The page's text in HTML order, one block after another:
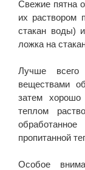
Свежие пятна
их раствором
стакан воды)
ложка на
Лучше всего
веществами
затем хорошо
теплом
пропитанной
Особое